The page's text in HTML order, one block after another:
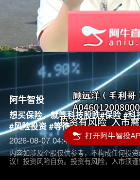
阿牛智投
想买保险，就等科技股跌#保险 #科
#风险投资 #等待
2026-08-07 04:45
内容如涉及个股仅供参考，不构成任何投
议！投资风险自负。投资有风险，入市须谨